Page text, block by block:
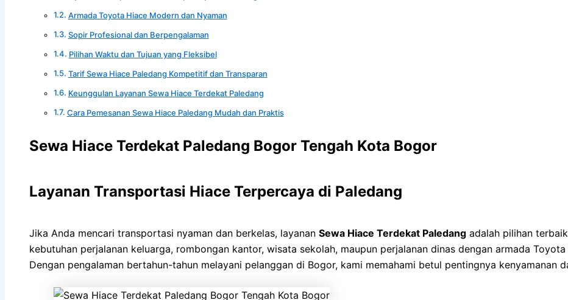
Armada Toyota Hiace Modern dan Nyaman
Sopir Profesional dan Berpengalaman
Pilihan Waktu dan Tujuan yang Fleksibel
Tarif Sewa Hiace Paledang Kompetitif dan Transparan
Keunggulan Layanan Sewa Hiace Terdekat Paledang
Cara Pemesanan Sewa Hiace Paledang Mudah dan Praktis
Sewa Hiace Terdekat Paledang Bogor Tengah Kota Bogor
Layanan Transportasi Hiace Terpercaya di Paledang
Jika Anda mencari transportasi nyaman dan berkelas, layanan Sewa Hiace Terdekat Paledang adalah pilihan
kebutuhan perjalanan keluarga, rombongan kantor, wisata sekolah, maupun perjalanan dinas dengan armada
Dengan pengalaman bertahun-tahun melayani pelanggan di Bogor, kami memahami betul pentingnya kenyamanan